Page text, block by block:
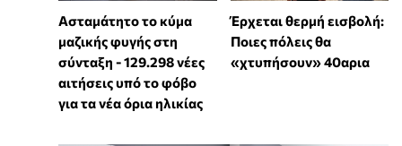
Ασταμάτητο το κύμα
μαζικής φυγής στη
σύνταξη - 129.298 νέες
αιτήσεις υπό το φόβο
για τα νέα όρια ηλικίας
Έρχεται θερμή εισβολή:
Ποιες πόλεις θα
«χτυπήσουν» 40αρια